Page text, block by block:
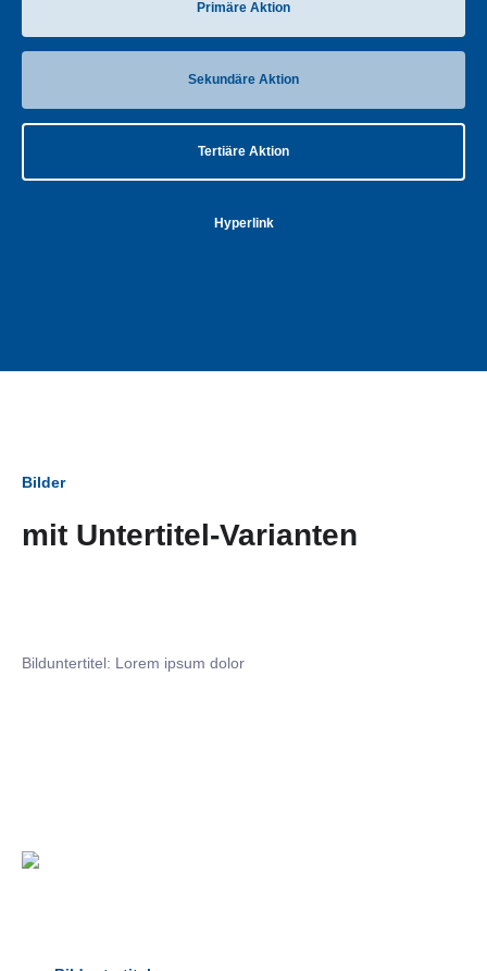
Primäre Aktion
Sekundäre Aktion
Tertiäre Aktion
Hyperlink
Bilder
mit Untertitel-Varianten
Bilduntertitel: Lorem ipsum dolor